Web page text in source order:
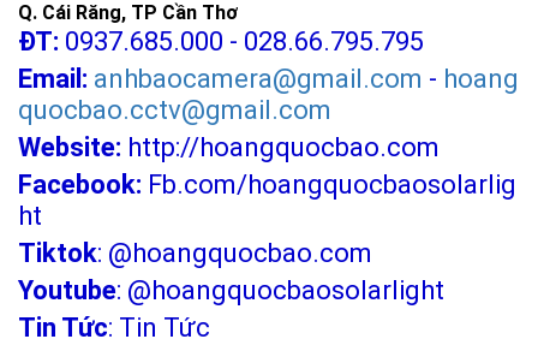
Q. Cái Răng, TP Cần Thơ
ĐT: 0937.685.000 - 028.66.795.795
Email: anhbaocamera@gmail.com - hoang
quocbao.cctv@gmail.com
Website: http://hoangquocbao.com
Facebook: Fb.com/hoangquocbaosolarlig
ht
Tiktok: @hoangquocbao.com
Youtube: @hoangquocbaosolarlight
Tin Tức: Tin Tức